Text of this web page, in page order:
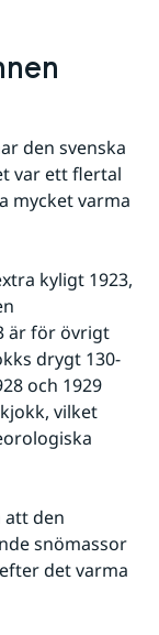
den svenska
var ett flertal
mycket varma
kyligt 1923,
är för övrigt
drygt 130-
och 1929
vilket
att den
snömassor
det varma